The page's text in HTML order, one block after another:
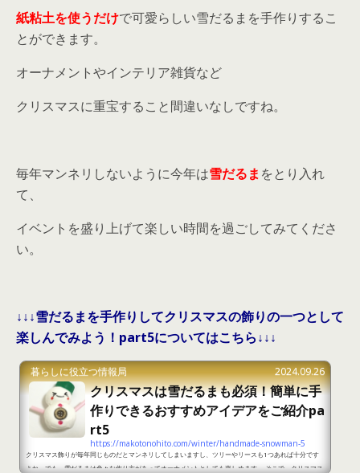
紙粘土を使うだけで可愛らしい雪だるまを手作りするこ
とができます。
オーナメントやインテリア雑貨など
クリスマスに重宝すること間違いなしですね。
毎年マンネリしないように今年は雪だるまをとり入れ
て、
イベントを盛り上げて楽しい時間を過ごしてみてくださ
い。
↓↓↓雪だるまを手作りしてクリスマスの飾りの一つとして
楽しんでみよう！part5についてはこちら↓↓↓
暮らしに役立つ情報局 2024.09.26
クリスマスは雪だるまも必須！簡単に手
作りできるおすすめアイデアをご紹介pa
rt5
https://makotonohito.com/winter/handmade-snowman-5
クリスマス飾りが毎年同じものだとマンネリしてしまいますし、ツリーやリースも1つあれば十分です
よね。でも、雪だるまは色々な作り方があってオーナメントとしても楽しめます。 そこで、クリスマス